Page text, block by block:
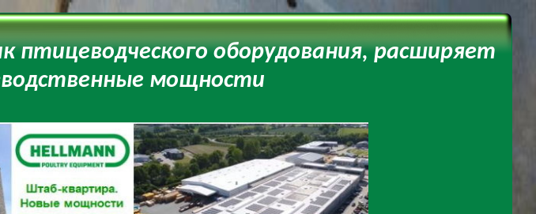
птицеводческого оборудования, расширяет
мощности